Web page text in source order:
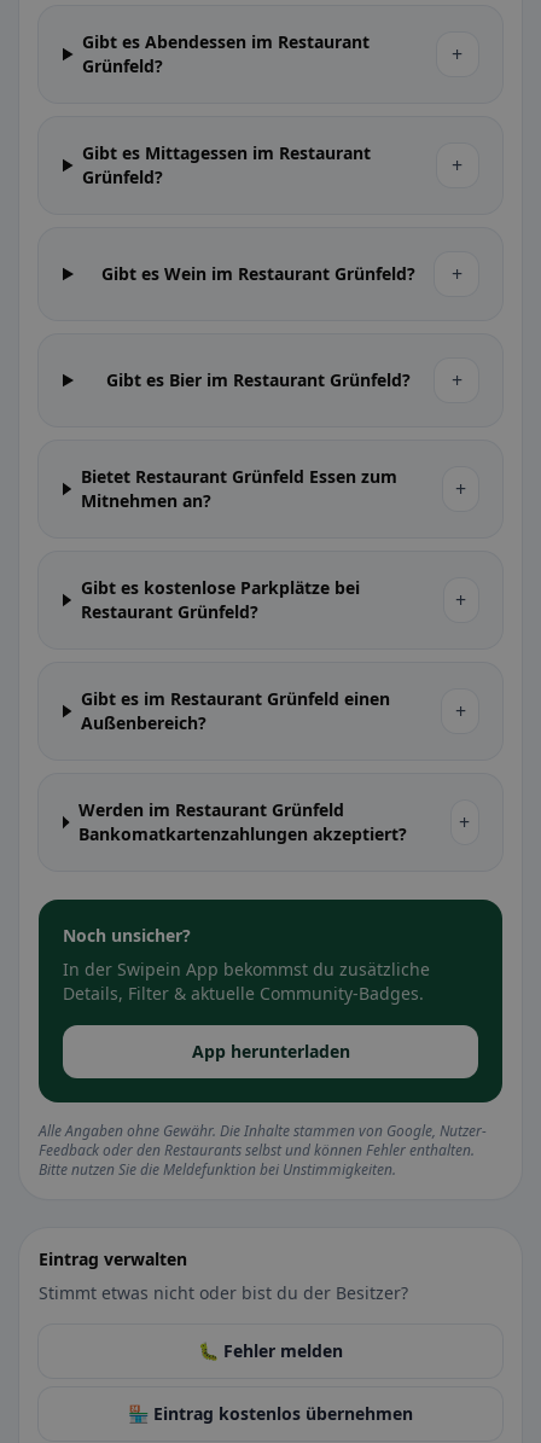
Gibt es Abendessen im Restaurant
Grünfeld?
+
Gibt es Mittagessen im Restaurant
Grünfeld?
+
Gibt es Wein im Restaurant Grünfeld? +
Gibt es Bier im Restaurant Grünfeld? +
Bietet Restaurant Grünfeld Essen zum
Mitnehmen an?
+
Gibt es kostenlose Parkplätze bei
Restaurant Grünfeld?
+
Gibt es im Restaurant Grünfeld einen
Außenbereich?
+
Werden im Restaurant Grünfeld
Bankomatkartenzahlungen akzeptiert?
+
Noch unsicher?
In der Swipein App bekommst du zusätzliche
Details, Filter & aktuelle Community-Badges.
App herunterladen
Alle Angaben ohne Gewähr. Die Inhalte stammen von Google, Nutzer-
Feedback oder den Restaurants selbst und können Fehler enthalten.
Bitte nutzen Sie die Meldefunktion bei Unstimmigkeiten.
Eintrag verwalten
Stimmt etwas nicht oder bist du der Besitzer?
🐛 Fehler melden
🏪 Eintrag kostenlos übernehmen